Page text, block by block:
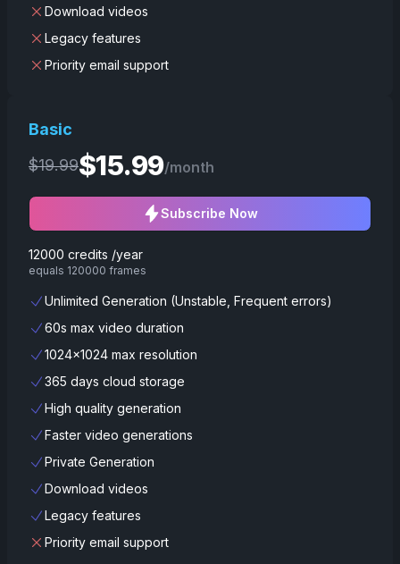
Download videos
Legacy features
Priority email support
Basic
$19.99$15.99/month
Subscribe Now
12000 credits /year
equals 120000 frames
Unlimited Generation (Unstable, Frequent errors)
60s max video duration
1024x1024 max resolution
365 days cloud storage
High quality generation
Faster video generations
Private Generation
Download videos
Legacy features
Priority email support